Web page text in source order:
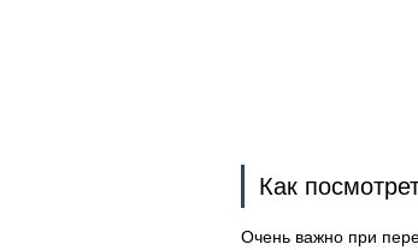
Как
Очень важно при